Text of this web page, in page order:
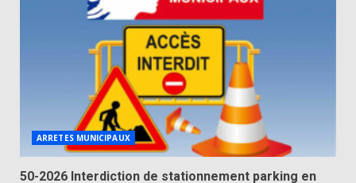
ARRETES MUNICIPAUX
50-2026 Interdiction de stationnement parking en